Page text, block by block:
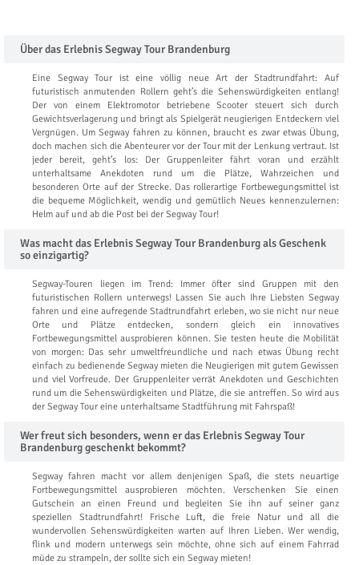
Über das Erlebnis Segway Tour Brandenburg
Eine Segway Tour ist eine völlig neue Art der Stadtrundfahrt: Auf
futuristisch anmutenden Rollern geht’s die Sehenswürdigkeiten entlang!
Der von einem Elektromotor betriebene Scooter steuert sich durch
Gewichtsverlagerung und bringt als Spielgerät neugierigen Entdeckern viel
Vergnügen. Um Segway fahren zu können, braucht es zwar etwas Übung,
doch machen sich die Abenteurer vor der Tour mit der Lenkung vertraut. Ist
jeder bereit, geht’s los: Der Gruppenleiter fährt voran und erzählt
unterhaltsame Anekdoten rund um die Plätze, Wahrzeichen und
besonderen Orte auf der Strecke. Das rollerartige Fortbewegungsmittel ist
die bequeme Möglichkeit, wendig und gemütlich Neues kennenzulernen:
Helm auf und ab die Post bei der Segway Tour!
Was macht das Erlebnis Segway Tour Brandenburg als Geschenk
so einzigartig?
Segway-Touren liegen im Trend: Immer öfter sind Gruppen mit den
futuristischen Rollern unterwegs! Lassen Sie auch Ihre Liebsten Segway
fahren und eine aufregende Stadtrundfahrt erleben, wo sie nicht nur neue
Orte und Plätze entdecken, sondern gleich ein innovatives
Fortbewegungsmittel ausprobieren können. Sie testen heute die Mobilität
von morgen: Das sehr umweltfreundliche und nach etwas Übung recht
einfach zu bedienende Segway mieten die Neugierigen mit gutem Gewissen
und viel Vorfreude. Der Gruppenleiter verrät Anekdoten und Geschichten
rund um die Sehenswürdigkeiten und Plätze, die sie antreffen. So wird aus
der Segway Tour eine unterhaltsame Stadtführung mit Fahrspaß!
Wer freut sich besonders, wenn er das Erlebnis Segway Tour
Brandenburg geschenkt bekommt?
Segway fahren macht vor allem denjenigen Spaß, die stets neuartige
Fortbewegungsmittel ausprobieren möchten. Verschenken Sie einen
Gutschein an einen Freund und begleiten Sie ihn auf seiner ganz
speziellen Stadtrundfahrt! Frische Luft, die freie Natur und all die
wundervollen Sehenswürdigkeiten warten auf Ihren Lieben. Wer wendig,
flink und modern unterwegs sein möchte, ohne sich auf einem Fahrrad
müde zu strampeln, der sollte sich ein Segway mieten!